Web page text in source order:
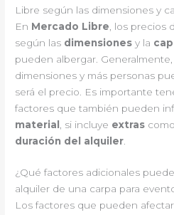
Libre según las dimensiones y
En Mercado Libre , los precios
según las dimensiones y la
pueden albergar.
dimensiones y más personas
será el precio. Es importante
factores que también pueden
material , si incluye extras
duración del alquiler
¿Qué factores adicionales
alquiler de una carpa para
Los factores que pueden